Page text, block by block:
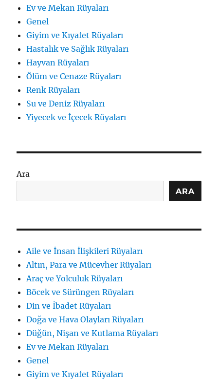
Ev ve Mekan Rüyaları
Genel
Giyim ve Kıyafet Rüyaları
Hastalık ve Sağlık Rüyaları
Hayvan Rüyaları
Ölüm ve Cenaze Rüyaları
Renk Rüyaları
Su ve Deniz Rüyaları
Yiyecek ve İçecek Rüyaları
Ara
ARA
Aile ve İnsan İlişkileri Rüyaları
Altın, Para ve Mücevher Rüyaları
Araç ve Yolculuk Rüyaları
Böcek ve Sürüngen Rüyaları
Din ve İbadet Rüyaları
Doğa ve Hava Olayları Rüyaları
Düğün, Nişan ve Kutlama Rüyaları
Ev ve Mekan Rüyaları
Genel
Giyim ve Kıyafet Rüyaları